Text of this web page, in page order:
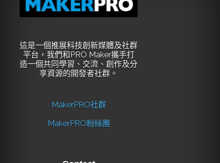
這是一個推展科技創新媒體及社群
平台，我們和PRO Maker攜手打
造一個共同學習、交流、創作及分
享資源的開發者社群。
MakerPRO社群
MakerPRO粉絲團